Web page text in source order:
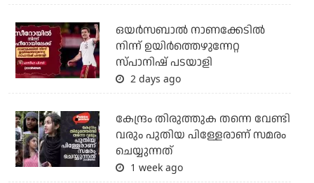
ഒയര്‍സബാൽ നാണക്കേടിൽ
നിന്ന് ഉയിർത്തെഴുന്നേറ്റ
സ്പാനിഷ് പടയാളി
2 days ago
കേന്ദ്രം തിരുത്തുക തന്നെ വേണ്ടി
വരും പുതിയ പിള്ളേരാണ് സമരം
ചെയ്യുന്നത്
1 week ago